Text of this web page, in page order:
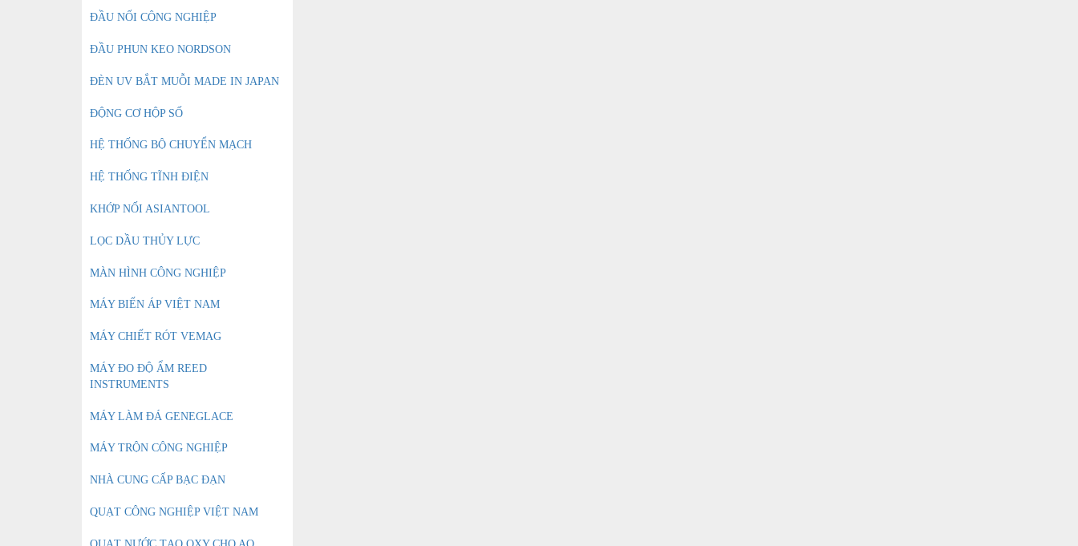
ĐẦU NỐI CÔNG NGHIỆP
ĐẦU PHUN KEO NORDSON
ĐÈN UV BẮT MUỖI MADE IN JAPAN
ĐỘNG CƠ HỘP SỐ
HỆ THỐNG BỘ CHUYỂN MẠCH
HỆ THỐNG TĨNH ĐIỆN
KHỚP NỐI ASIANTOOL
LỌC DẦU THỦY LỰC
MÀN HÌNH CÔNG NGHIỆP
MÁY BIẾN ÁP VIỆT NAM
MÁY CHIẾT RÓT VEMAG
MÁY ĐO ĐỘ ẨM REED
INSTRUMENTS
MÁY LÀM ĐÁ GENEGLACE
MÁY TRỘN CÔNG NGHIỆP
NHÀ CUNG CẤP BẠC ĐẠN
QUẠT CÔNG NGHIỆP VIỆT NAM